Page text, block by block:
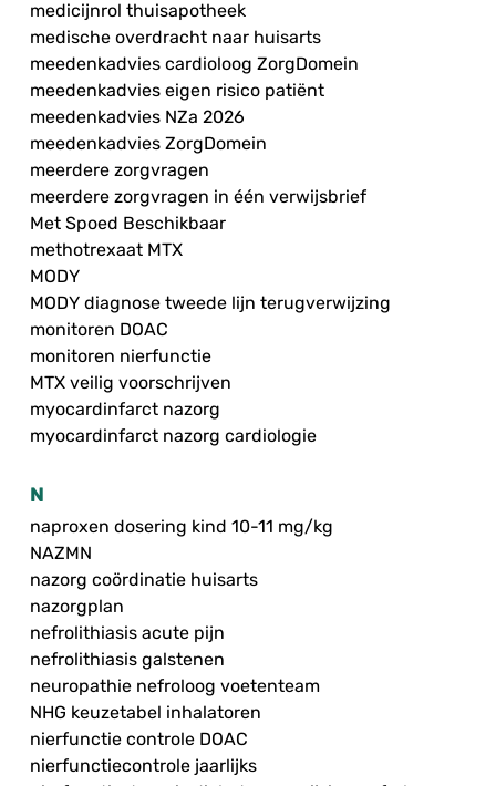
medicijnrol thuisapotheek
medische overdracht naar huisarts
meedenkadvies cardioloog ZorgDomein
meedenkadvies eigen risico patiënt
meedenkadvies NZa 2026
meedenkadvies ZorgDomein
meerdere zorgvragen
meerdere zorgvragen in één verwijsbrief
Met Spoed Beschikbaar
methotrexaat MTX
MODY
MODY diagnose tweede lijn terugverwijzing
monitoren DOAC
monitoren nierfunctie
MTX veilig voorschrijven
myocardinfarct nazorg
myocardinfarct nazorg cardiologie
N
naproxen dosering kind 10-11 mg/kg
NAZMN
nazorg coördinatie huisarts
nazorgplan
nefrolithiasis acute pijn
nefrolithiasis galstenen
neuropathie nefroloog voetenteam
NHG keuzetabel inhalatoren
nierfunctie controle DOAC
nierfunctiecontrole jaarlijks